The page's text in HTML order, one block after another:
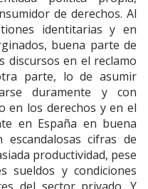
de derechos. Al
identitarias y en
buena parte de
discursos en el reclamo
parte, lo de asumir
duramente y con
en los derechos y en el
en España en buena
cifras de
productividad, pese
sueldos y condiciones